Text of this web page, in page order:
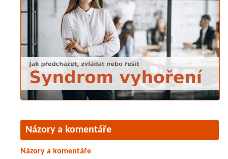
Názory a komentáře
Názory a komentáře